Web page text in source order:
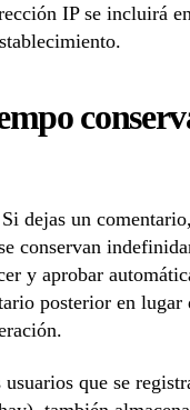
IP se incluirá
Si dejas un
conservan
y aprobar
posterior en lugar
que se